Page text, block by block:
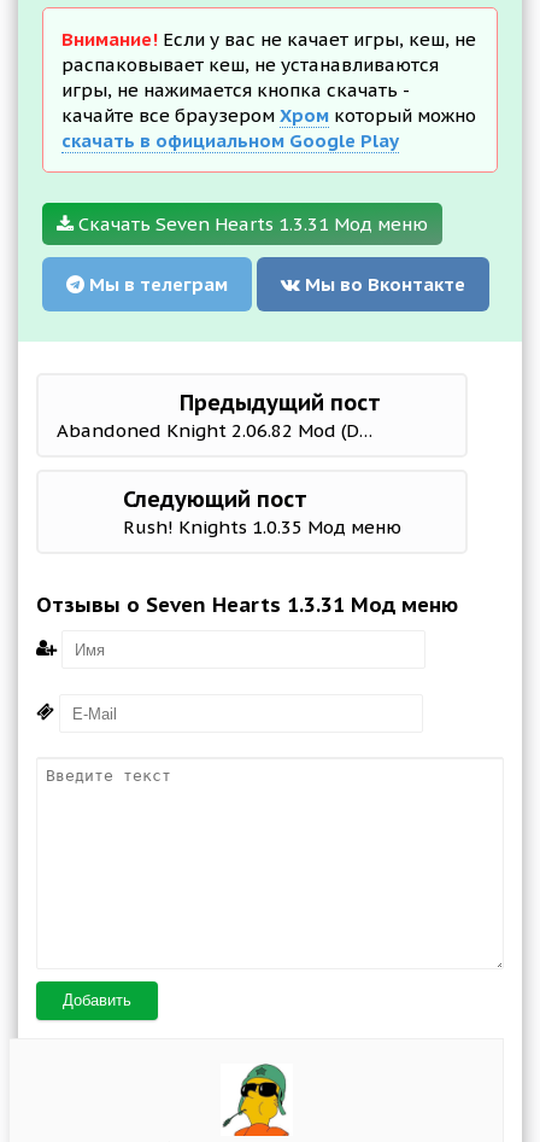
Внимание! Если у вас не качает игры, кеш, не
распаковывает кеш, не устанавливаются
игры, не нажимается кнопка скачать -
качайте все браузером Хром который можно
скачать в официальном Google Play
Скачать Seven Hearts 1.3.31 Мод меню
Мы в телеграм Мы во Вконтакте
Предыдущий пост
Abandoned Knight 2.06.82 Mod (DUMB ENEMY/NO ADS/MOD MENU)
Следующий пост
Rush! Knights 1.0.35 Мод меню
Отзывы о Seven Hearts 1.3.31 Мод меню
Добавить